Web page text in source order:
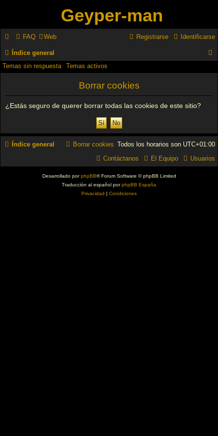
Geyper-man
FAQ Web Identificarse
Registrarse
Índice general
Temas sin respuesta Temas activos
Borrar cookies
¿Estás seguro de querer borrar todas las cookies de este sitio?
Índice general Todos los horarios son UTC+01:00
Borrar cookies
Usuarios
El Equipo
Contáctanos
Desarrollado porphpBB® Forum Software © phpBB Limited
Traducción al español porphpBB España
Privacidad | Condiciones